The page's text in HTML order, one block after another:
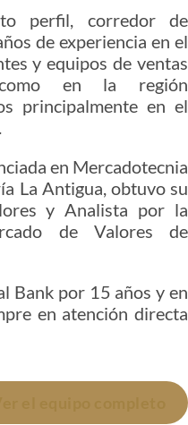
perfil, corredor de
de experiencia en el
y equipos de ventas
en la región
principalmente en el
en Mercadotecnia
La Antigua, obtuvo su
y Analista por la
de Valores de
Bank por 15 años y en
en atención directa